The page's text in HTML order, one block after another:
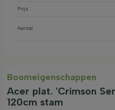
Prijs
Aantal
Boom­eigen­schappen
Acer plat. 'Crimson
120cm stam